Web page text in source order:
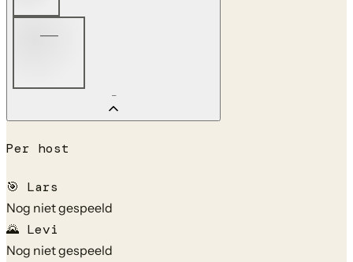
—
—
Per host
🎯 Lars
Nog niet gespeeld
🌄 Levi
Nog niet gespeeld